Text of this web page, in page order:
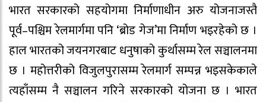
भारत सरकारको सहयोगमा निर्माणाधीन अरु योजनाजस्तै
पूर्व–पश्चिम रेलमार्गमा पनि ‘ब्रोड गेज’मा निर्माण भइरहेको छ ।
हाल भारतको जयनगरबाट धनुषाको कुर्थासम्म रेल सञ्चालनमा
छ । महोत्तरीको विजुलपुरासम्म रेलमार्ग सम्पन्न भइसकेकाले
त्यहाँसम्म नै सञ्चालन गरिने सरकारको योजना छ । भारत